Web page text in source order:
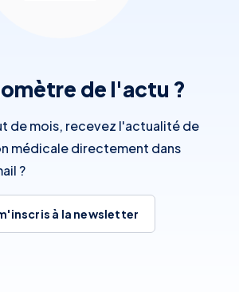
de l'actu ?️
de mois, recevez l'actualité de
médicale directement dans
?
à la newsletter